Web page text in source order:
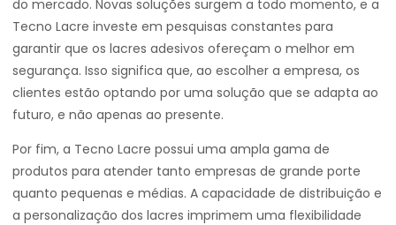
do mercado. Novas soluções surgem a todo momento, e a
Tecno Lacre investe em pesquisas constantes para
garantir que os lacres adesivos ofereçam o melhor em
segurança. Isso significa que, ao escolher a empresa, os
clientes estão optando por uma solução que se adapta ao
futuro, e não apenas ao presente.
Por fim, a Tecno Lacre possui uma ampla gama de
produtos para atender tanto empresas de grande porte
quanto pequenas e médias. A capacidade de distribuição e
a personalização dos lacres imprimem uma flexibilidade